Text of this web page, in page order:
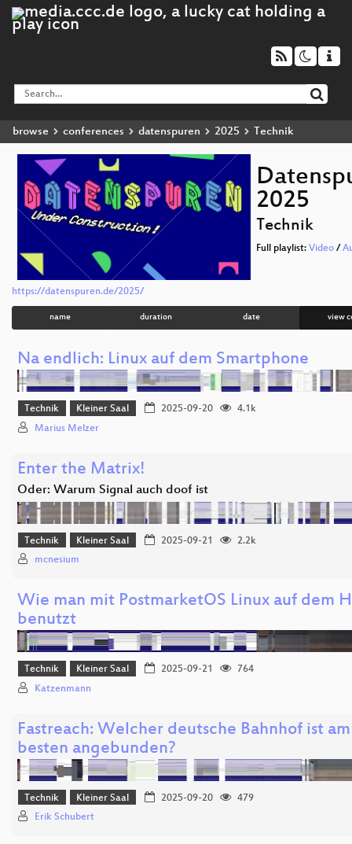
browse conferences datenspuren 2025 Technik
2025
Technik
Full playlist:Video /
https://datenspuren.de/2025/
name duration date view
Na endlich: Linux auf dem Smartphone
Technik Kleiner Saal 2025-09-20
4.1k
Marius Melzer
Enter the Matrix!
Oder: Warum Signal auch doof ist
Technik Kleiner Saal 2025-09-21
2.2k
mcnesium
Wie man mit PostmarketOS Linux auf dem
benutzt
Technik Kleiner Saal 2025-09-21
764
Katzenmann
Fastreach: Welcher deutsche Bahnhof ist am
besten angebunden?
Technik Kleiner Saal 2025-09-20
479
Erik Schubert